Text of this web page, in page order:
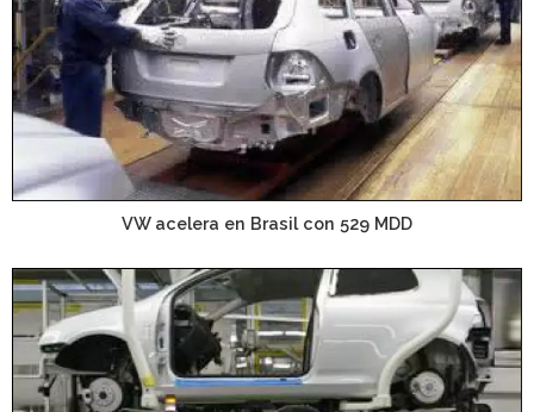
VW acelera en Brasil con 529 MDD